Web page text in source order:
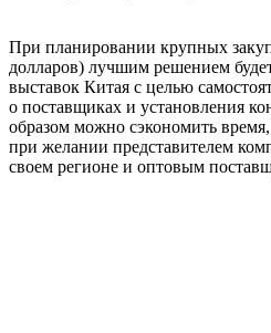
При планировании крупных
долларов) лучшим решением
выставок Китая с целью
о поставщиках и установления
образом можно сэкономить
при желании представителем
своем регионе и оптовым